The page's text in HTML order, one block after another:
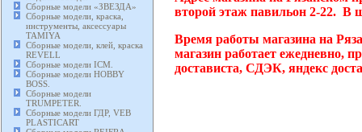
Сборные модели «ЗВЕЗДА»
Сборные модели, краска,
инструменты, аксессуары
TAMIYA
Сборные модели, клей, краска
REVELL
Сборные модели ICM.
Сборные модели HOBBY
BOSS.
Сборные модели
TRUMPETER.
Сборные модели ГДР, VEB
PLASTICART
второй этаж павильон 2-22. В
Время работы магазина на
магазин работает ежедневно,
достависта, СДЭК, яндекс